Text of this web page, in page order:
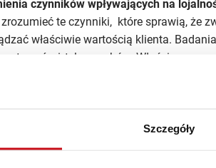
Szczegóły
czynników wpływających na
te czynniki, które sprawią, że
właściwie wartością klienta.
aż tyle zasobów. Właściwa
wysokie oczekiwania, a wydają
Pomogą też podjąć działania naprawcze,